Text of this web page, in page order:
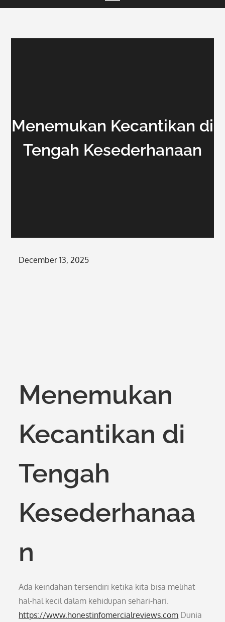
Menemukan Kecantikan di
Tengah Kesederhanaan
Posted
December 13, 2025
Menemukan
Kecantikan di
Tengah
Kesederhanaa
n
Ada keindahan tersendiri ketika kita bisa melihat
hal-hal kecil dalam kehidupan sehari-hari.
https://www.honestinfomercialreviews.com Dunia